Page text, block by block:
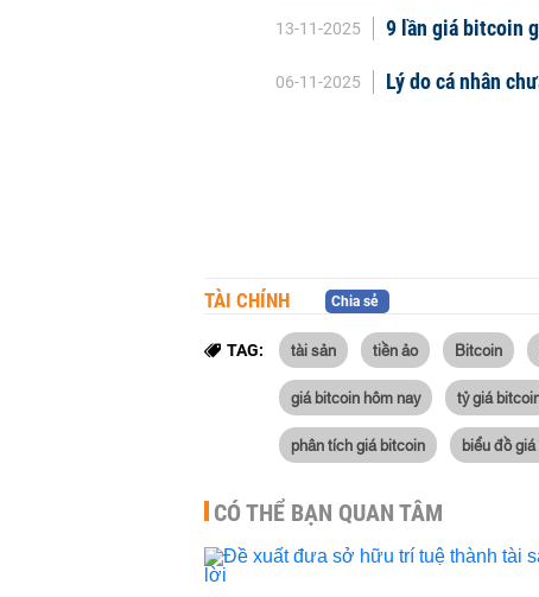
13-11-2025 9 lần giá bitcoin
06-11-2025 Lý do cá nhân
TÀI CHÍNH Chia sẻ
TAG: tài sản tiền ảo Bitcoin
giá bitcoin hôm nay tỷ giá
phân tích giá bitcoin biểu đồ
CÓ THỂ BẠN QUAN TÂM